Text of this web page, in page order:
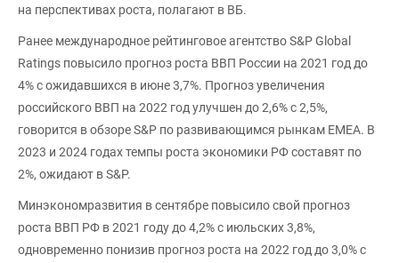
на перспективах роста, полагают в ВБ.
Ранее международное рейтинговое агентство S&P Global
Ratings повысило прогноз роста ВВП России на 2021 год до
4% с ожидавшихся в июне 3,7%. Прогноз увеличения
российского ВВП на 2022 год улучшен до 2,6% с 2,5%,
говорится в обзоре S&P по развивающимся рынкам EMEA. В
2023 и 2024 годах темпы роста экономики РФ составят по
2%, ожидают в S&P.
Минэкономразвития в сентябре повысило свой прогноз
роста ВВП РФ в 2021 году до 4,2% с июльских 3,8%,
одновременно понизив прогноз роста на 2022 год до 3,0% с